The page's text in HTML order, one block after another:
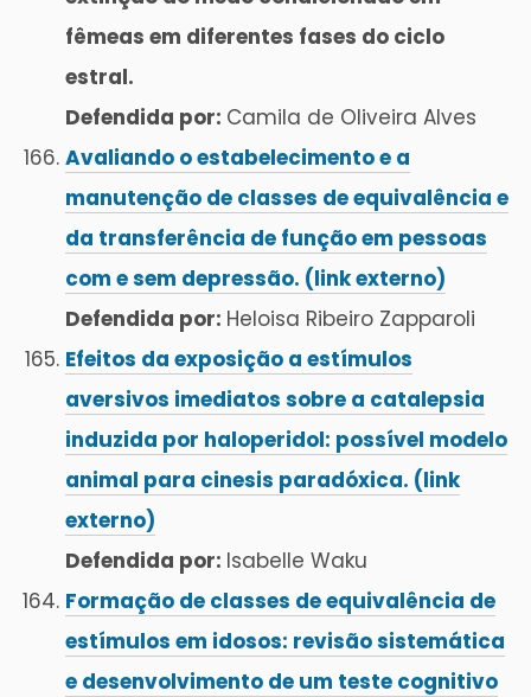
fêmeas em diferentes fases do ciclo
estral.
Defendida por: Camila de Oliveira Alves
Avaliando o estabelecimento e a
manutenção de classes de equivalência e
da transferência de função em pessoas
com e sem depressão. (link externo)
Defendida por: Heloisa Ribeiro Zapparoli
Efeitos da exposição a estímulos
aversivos imediatos sobre a catalepsia
induzida por haloperidol: possível modelo
animal para cinesis paradóxica. (link
externo)
Defendida por: Isabelle Waku
Formação de classes de equivalência de
estímulos em idosos: revisão sistemática
e desenvolvimento de um teste cognitivo